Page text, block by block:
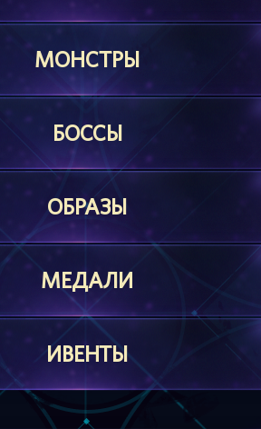
МОНСТРЫ
БОССЫ
ОБРАЗЫ
МЕДАЛИ
ИВЕНТЫ